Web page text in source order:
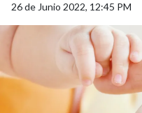
26 de Junio 2022, 12:45 PM